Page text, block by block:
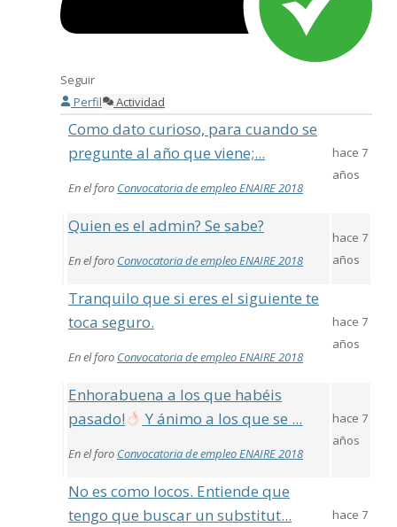
Seguir
Perfil
Actividad
Como dato curioso, para cuando se
pregunte al año que viene;...
En el foro Convocatoria de empleo ENAIRE 2018
hace 7
años
Quien es el admin? Se sabe?
En el foro Convocatoria de empleo ENAIRE 2018
hace 7
años
Tranquilo que si eres el siguiente te
toca seguro.
En el foro Convocatoria de empleo ENAIRE 2018
hace 7
años
Enhorabuena a los que habéis
pasado!
Y ánimo a los que se ...
En el foro Convocatoria de empleo ENAIRE 2018
hace 7
años
No es como locos. Entiende que
tengo que buscar un substitut...
hace 7